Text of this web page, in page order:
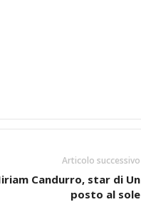
Articolo successivo
Candurro, star di Un
posto al sole